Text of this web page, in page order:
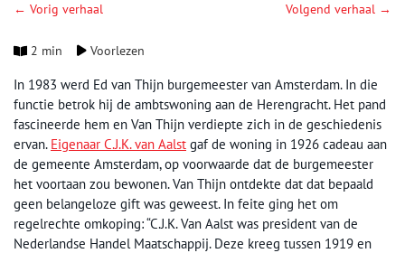
← Vorig verhaal Volgend verhaal →
2 min Voorlezen
In 1983 werd Ed van Thijn burgemeester van Amsterdam. In die
functie betrok hij de ambtswoning aan de Herengracht. Het pand
fascineerde hem en Van Thijn verdiepte zich in de geschiedenis
ervan. Eigenaar C.J.K. van Aalst gaf de woning in 1926 cadeau aan
de gemeente Amsterdam, op voorwaarde dat de burgemeester
het voortaan zou bewonen. Van Thijn ontdekte dat dat bepaald
geen belangeloze gift was geweest. In feite ging het om
regelrechte omkoping: “C.J.K. Van Aalst was president van de
Nederlandse Handel Maatschappij. Deze kreeg tussen 1919 en